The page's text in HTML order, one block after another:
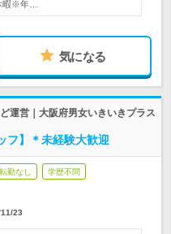
暇※年…
気になる
運営｜大阪府男女いきいきプラス
フ】＊未経験大歓迎
転勤なし 学歴不問
23